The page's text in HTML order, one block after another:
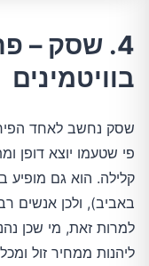
4. שסק –
בוויטמינים
שסק נחשב לאחד
פי שטעמו יוצא דופן
קלילה. הוא גם מופיע
באביב), ולכן אנשים
למרות זאת, מי שכן
ליהנות ממחיר זול